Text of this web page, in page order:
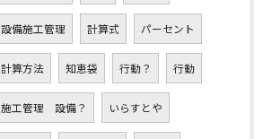
設備施工管理 計算式 パーセント
計算方法 知恵袋 行動？ 行動
施工管理 設備？ いらすとや